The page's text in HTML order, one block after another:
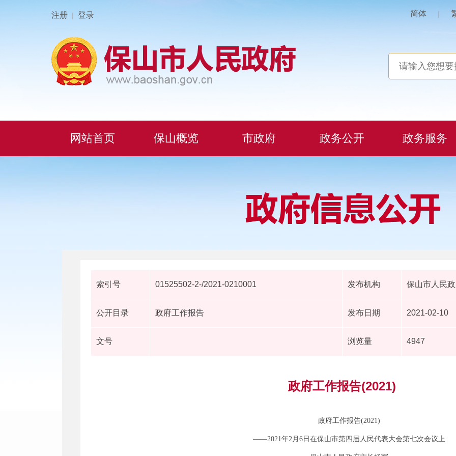
注册 | 登录 简体 |
网站首页 保山概览 市政府 政务公开 政务服务
索引号 01525502-2-/2021-0210001 发布机构 保山市人民
公开目录 政府工作报告 发布日期 2021-02-10
文号 浏览量 4947
政府工作报告(2021)
政府工作报告(2021)
——2021年2月6日在保山市第四届人民代表大会第七次会议上